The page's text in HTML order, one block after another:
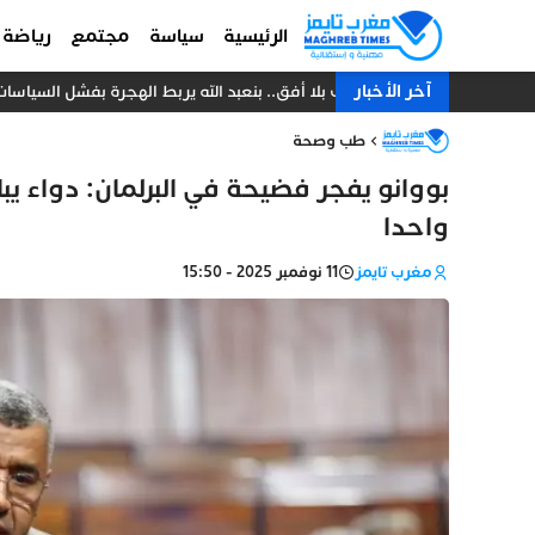
الرئيسية سياسة مجتمع رياضة
آخر الأخبارشباب بلا أفق.. بنعبد الله يربط الهجرة بفشل
طب وصحة
واحدا
مغرب تايمز 11 نوفمبر 2025 - 15:50